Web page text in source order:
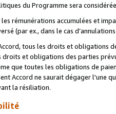
du Programme sera
rémunérations accumulées et
(par ex., dans le cas
tous les droits et obligations
droits et obligations des parties
que toutes les obligations de
Accord ne saurait dégager l'une
la résiliation.